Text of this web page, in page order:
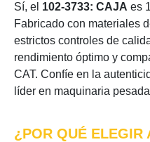
Sí, el 102-3733: CAJA es
Fabricado con materiales
estrictos controles de
rendimiento óptimo y
CAT. Confíe en la
líder en maquinaria
¿POR QUÉ ELEGIR